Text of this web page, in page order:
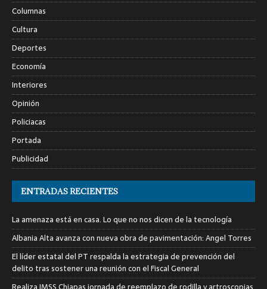
Columnas
Cultura
Deportes
Economía
Interiores
Opinión
Policiacas
Portada
Publicidad
ENTRADAS RECIENTES
La amenaza está en casa. Lo que no nos dicen de la tecnología
Albania Alta avanza con nueva obra de pavimentación: Angel Torres
El líder estatal del PT respalda la estrategia de prevención del
delito tras sostener una reunión con el Fiscal General